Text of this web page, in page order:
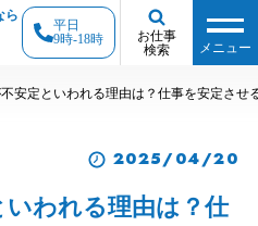
ら
平日
9時-18時
お仕事
検索
メニュー
安定といわれる理由は？仕事を安定させ
2025/04/20
われる理由は？仕